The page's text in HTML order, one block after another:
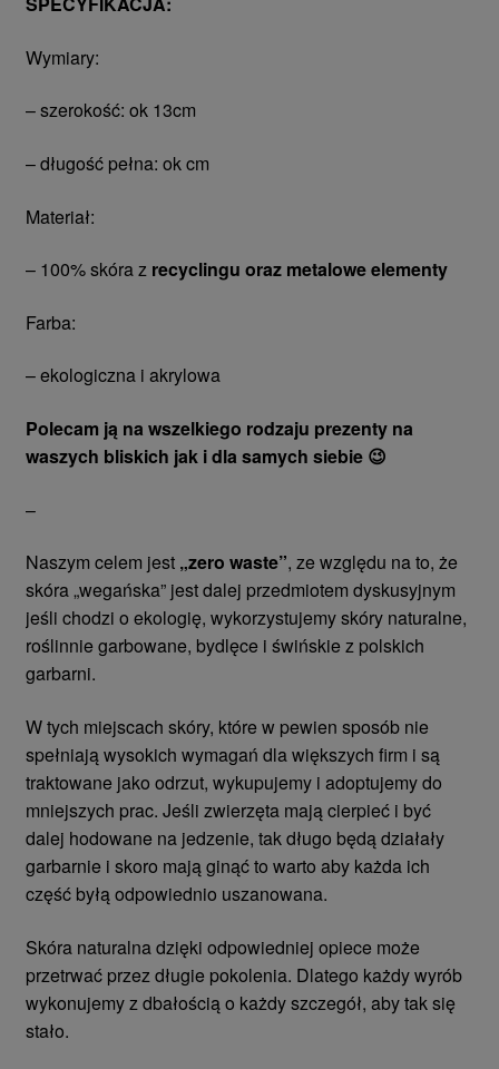
Wymiary:
– szerokość: ok 13cm
– długość pełna: ok cm
Materiał:
– 100% skóra z recyclingu oraz metalowe elementy
Farba:
– ekologiczna i akrylowa
Polecam ją na wszelkiego rodzaju prezenty na
waszych bliskich jak i dla samych siebie 😉
–
Naszym celem jest „zero waste”, ze względu na to, że
skóra „wegańska” jest dalej przedmiotem dyskusyjnym
jeśli chodzi o ekologię, wykorzystujemy skóry naturalne,
roślinnie garbowane, bydlęce i świńskie z polskich
garbarni.
W tych miejscach skóry, które w pewien sposób nie
spełniają wysokich wymagań dla większych firm i są
traktowane jako odrzut, wykupujemy i adoptujemy do
mniejszych prac. Jeśli zwierzęta mają cierpieć i być
dalej hodowane na jedzenie, tak długo będą działały
garbarnie i skoro mają ginąć to warto aby każda ich
część byłą odpowiednio uszanowana.
Skóra naturalna dzięki odpowiedniej opiece może
przetrwać przez długie pokolenia. Dlatego każdy wyrób
wykonujemy z dbałością o każdy szczegół, aby tak się
stało.